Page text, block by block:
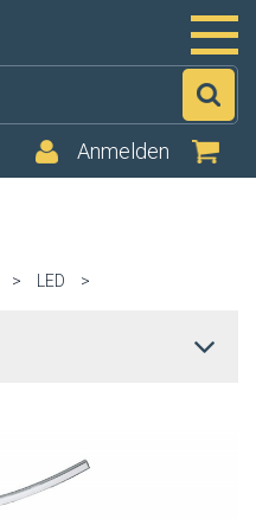
Anmelden
> LED >